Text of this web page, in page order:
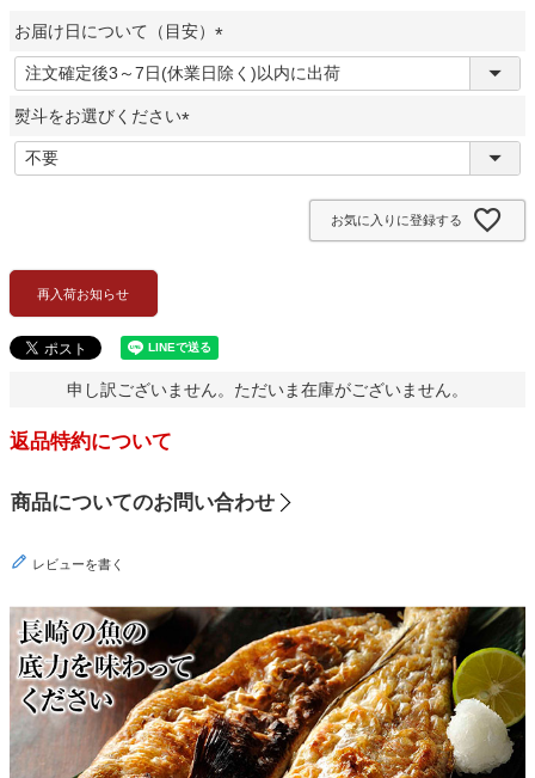
お届け日について（目安）
(
必
)
熨斗をお選びください
必
お気に入りに登録する
再入荷お知らせ
申し訳ございません。ただいま在庫がございません。
返品特約について
商品についてのお問い合わせ
レビューを書く